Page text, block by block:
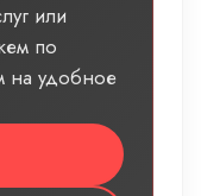
или
по
на удобное